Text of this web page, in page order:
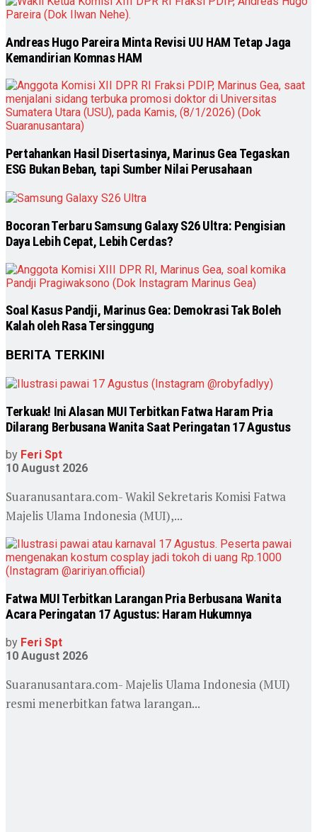
Andreas Hugo Pareira Minta Revisi UU HAM Tetap Jaga
Kemandirian Komnas HAM
Pertahankan Hasil Disertasinya, Marinus Gea Tegaskan
ESG Bukan Beban, tapi Sumber Nilai Perusahaan
Bocoran Terbaru Samsung Galaxy S26 Ultra: Pengisian
Daya Lebih Cepat, Lebih Cerdas?
Soal Kasus Pandji, Marinus Gea: Demokrasi Tak Boleh
Kalah oleh Rasa Tersinggung
BERITA TERKINI
Terkuak! Ini Alasan MUI Terbitkan Fatwa Haram Pria
Dilarang Berbusana Wanita Saat Peringatan 17 Agustus
by Feri Spt
10 August 2026
Suaranusantara.com- Wakil Sekretaris Komisi Fatwa
Majelis Ulama Indonesia (MUI),...
Fatwa MUI Terbitkan Larangan Pria Berbusana Wanita
Acara Peringatan 17 Agustus: Haram Hukumnya
by Feri Spt
10 August 2026
Suaranusantara.com- Majelis Ulama Indonesia (MUI)
resmi menerbitkan fatwa larangan...